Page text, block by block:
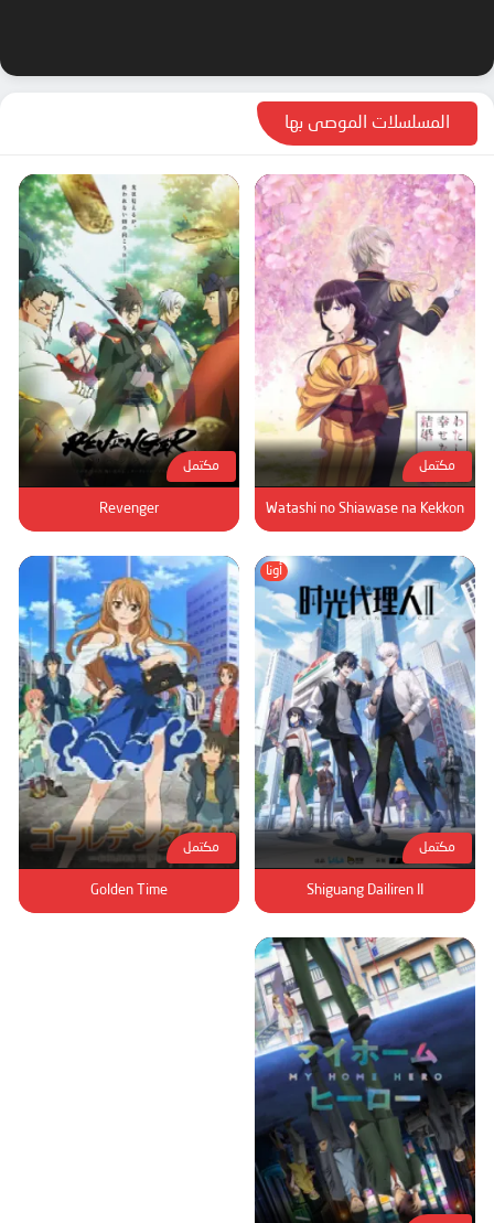
المسلسلات الموصى بها
مكتمل
Watashi no Shiawase na Kekkon
مكتمل
Revenger
أونا
مكتمل
Shiguang Dailiren II
مكتمل
Golden Time